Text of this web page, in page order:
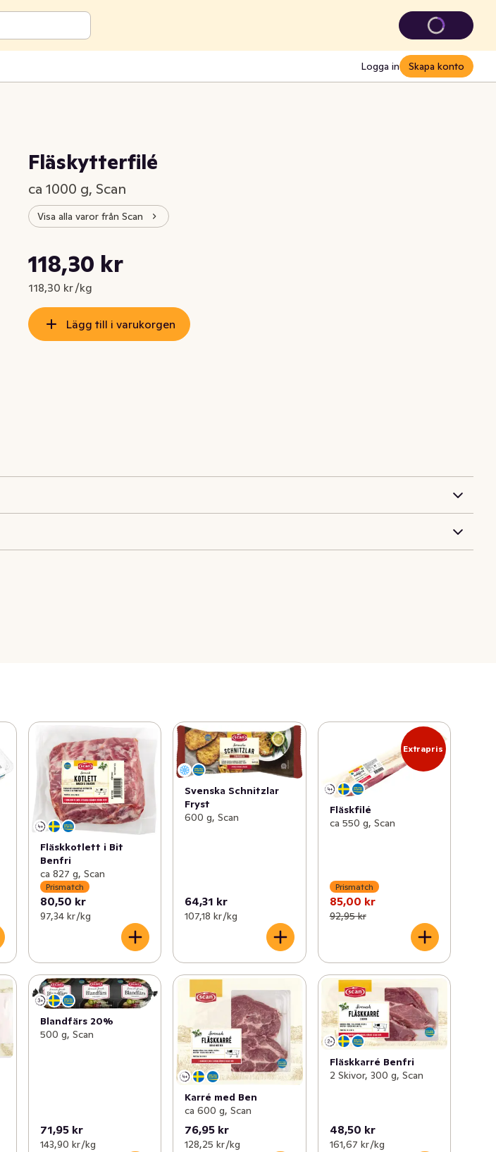
Logga in Skapa konto
Fläskytterfilé
ca 1000 g, Scan
Visa alla varor från Scan
Nuvarande pris är: 118,30 kr
118,30 kr
118,30 kr /kg
Styckpris: 118,30 kr /kg
Lägg till i varukorgen
Fläskkotlett i Bit
Benfri
ca 827 g, Scan
Prismatch
80,50 kr
97,34 kr /kg
Svenska Schnitzlar
Fryst
600 g, Scan
64,31 kr
107,18 kr /kg
Extrapris
Fläskfilé
ca 550 g, Scan
Prismatch
85,00 kr
92,95 kr
Blandfärs 20%
500 g, Scan
71,95 kr
143,90 kr /kg
Karré med Ben
ca 600 g, Scan
76,95 kr
128,25 kr /kg
Fläskkarré Benfri
2 Skivor, 300 g, Scan
48,50 kr
161,67 kr /kg